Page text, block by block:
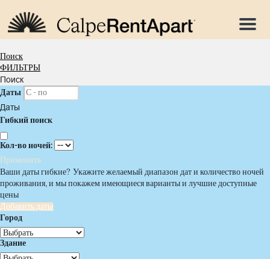
Меню
Поиск
ФИЛЬТРЫ
Поиск
Даты
Даты
Гибкий поиск
Кол-во ночей:
Применить
Ваши даты гибкие? Укажите желаемый диапазон дат и количество ночей
проживания, и мы покажем имеющиеся варианты и лучшие доступные
цены
Добавить даты
Город
Здание